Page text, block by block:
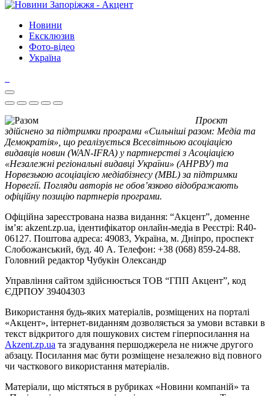
Новини
Ексклюзив
Фото-відео
Україна
Проєкт
здійснено за підтримки програми «Сильніші разом: Медіа та
Демократія», що реалізується Всесвітньою асоціацією
видавців новин (WAN-IFRA) у партнерстві з Асоціацією
«Незалежні регіональні видавці України» (АНРВУ) та
Норвезькою асоціацією медіабізнесу (MBL) за підтримки
Норвегії. Погляди авторів не обов’язково відображають
офіційну позицію партнерів програми.
Офіційна зареєстрована назва видання: “Акцент”, доменне
ім’я: akzent.zp.ua, ідентифікатор онлайн-медіа в Реєстрі: R40-
06127. Поштова адреса: 49083, Україна, м. Дніпро, проспект
Слобожанський, буд. 40 А. Телефон: +38 (068) 859-24-88.
Головний редактор Чубукін Олександр
Управління сайтом здійснюється ТОВ “ГПП Акцент”, код
ЄДРПОУ 39404303
Використання будь-яких матеріалів, розміщених на порталі
«Акцент», інтернет-виданням дозволяється за умови вставки в
текст відкритого для пошукових систем гіперпосилання на
Akzent.zp.ua та згадування першоджерела не нижче другого
абзацу. Посилання має бути розміщене незалежно від повного
чи часткового використання матеріалів.
Матеріали, що містяться в рубриках «Новини компаній» та